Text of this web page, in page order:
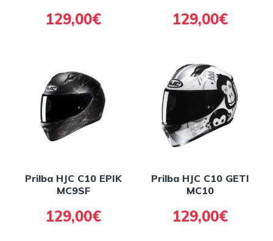
129,00€ 129,00€
Prilba HJC C10 EPIK
MC9SF
129,00€
Prilba HJC C10 GETI
MC10
129,00€